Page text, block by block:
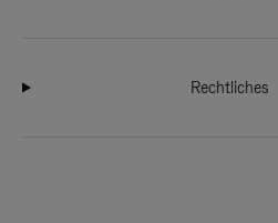
Rechtliches